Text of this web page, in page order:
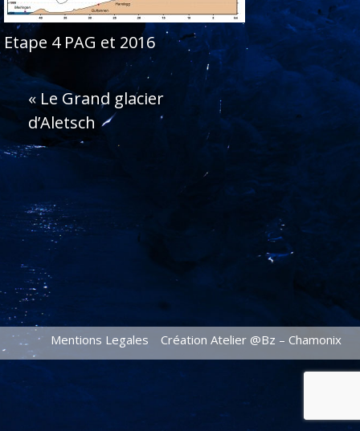
Etape 4 PAG et 2016
« Le Grand glacier
d’Aletsch
Mentions Legales Création Atelier @Bz – Chamonix